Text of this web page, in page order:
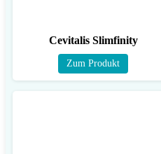
Cevitalis Slimfinity
Zum Produkt